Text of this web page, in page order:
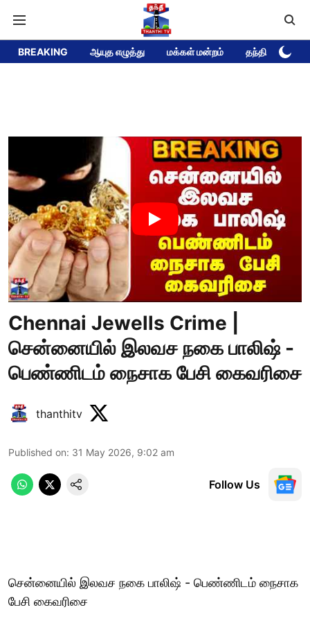
BREAKING ஆயுத எழுத்து மக்கள் மன்றம் தந்தி டிவி
Chennai Jewells Crime |
சென்னையில் இலவச நகை பாலிஷ் -
பெண்ணிடம் நைசாக பேசி கைவரிசை
thanthitv
Published on: 31 May 2026, 9:02 am
Follow Us
சென்னையில் இலவச நகை பாலிஷ் - பெண்ணிடம் நைசாக
பேசி கைவரிசை